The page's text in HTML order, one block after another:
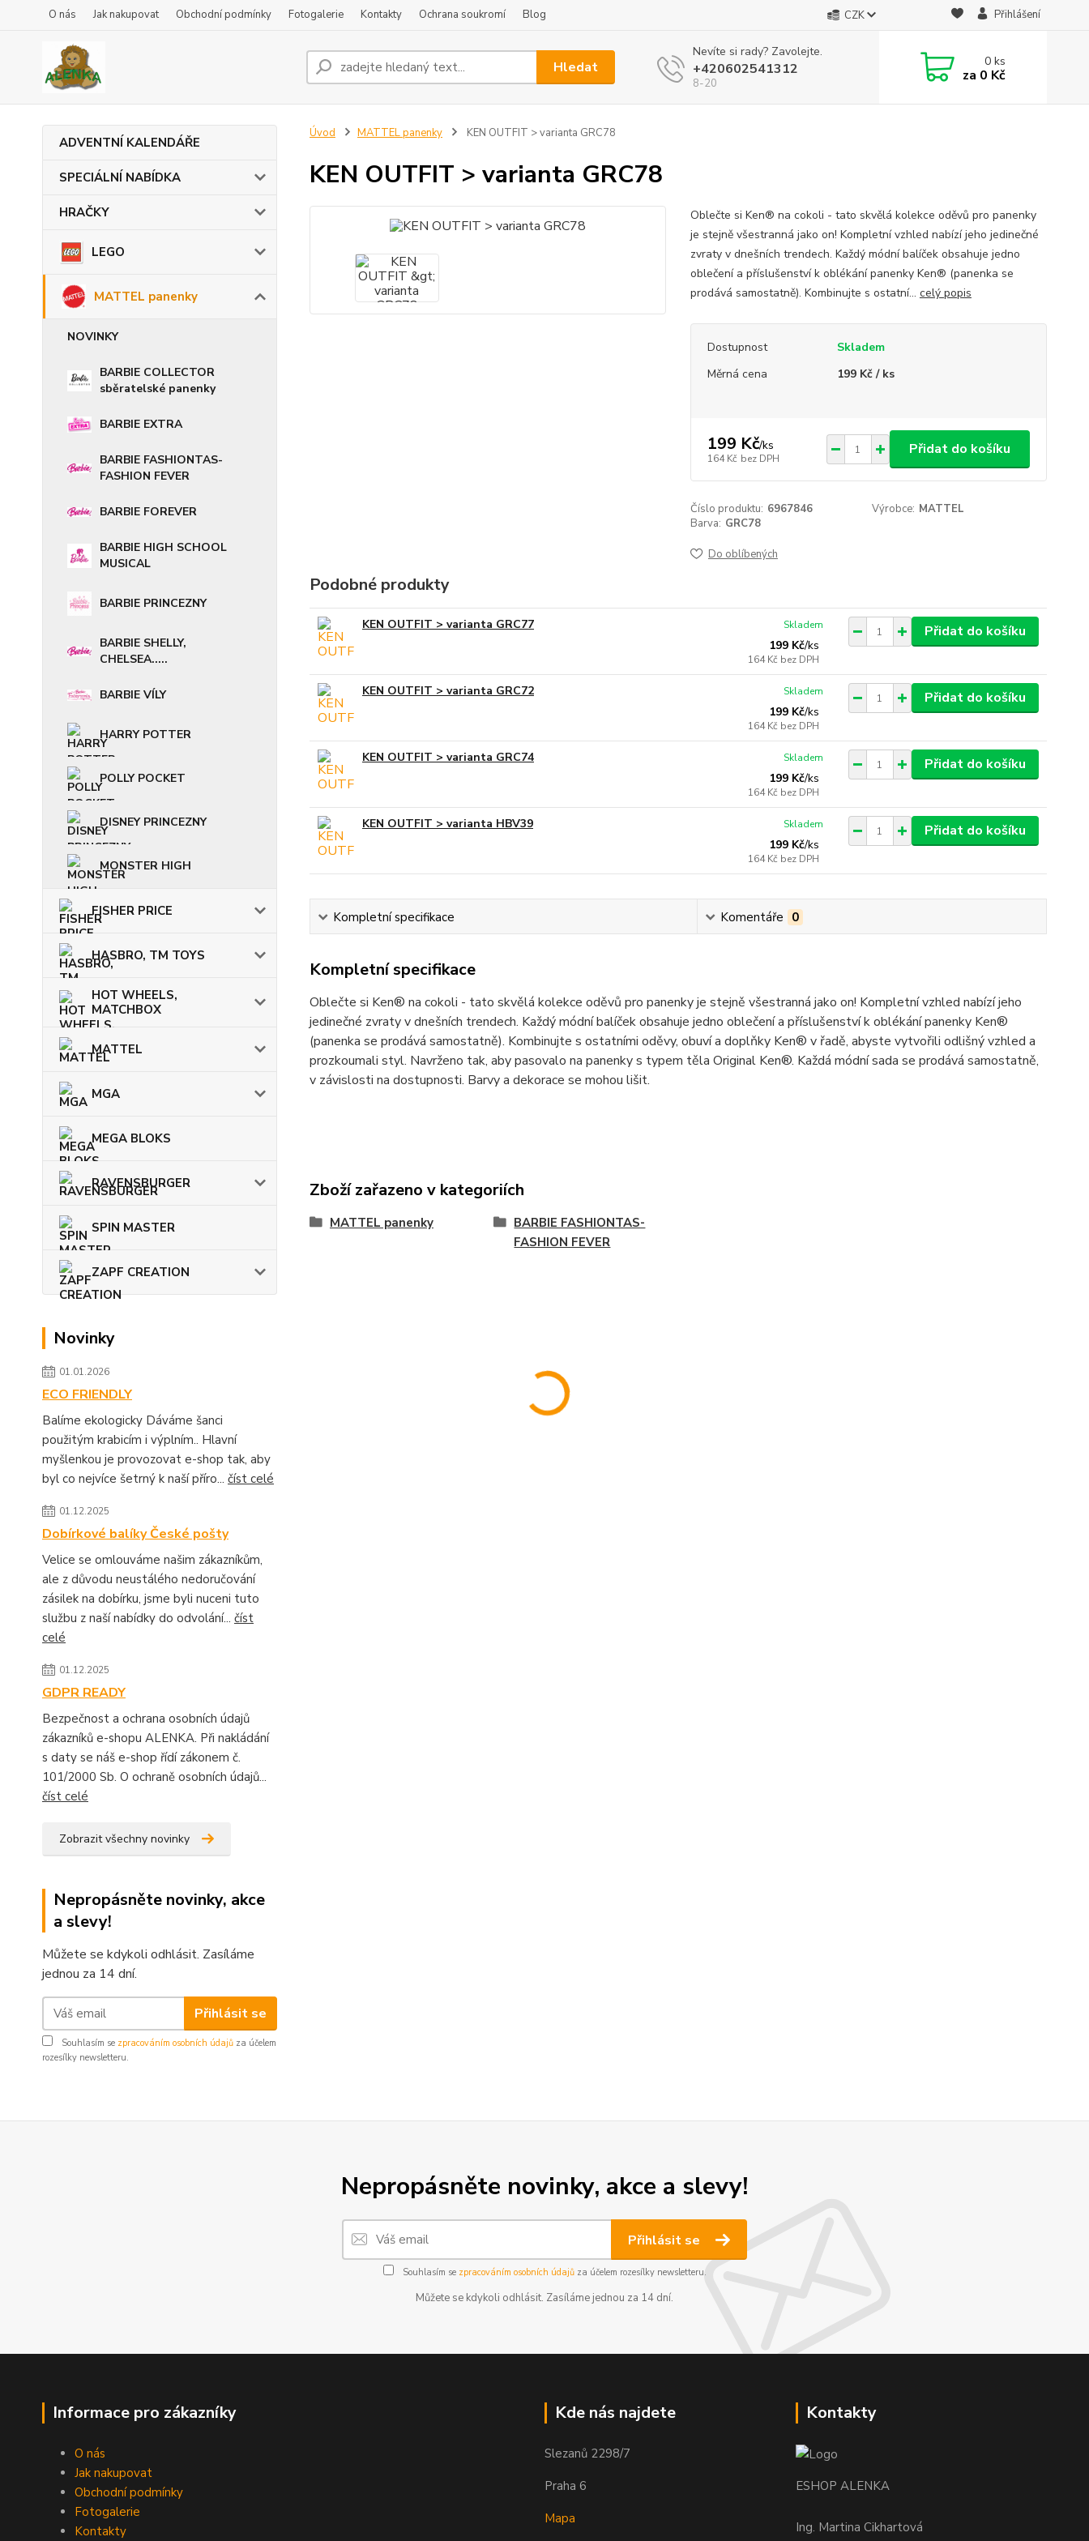
O nás Jak nakupovat Obchodní podmínky Fotogalerie Kontakty Ochrana soukromí Blog CZK Přihlášení
Hledat
Nevíte si rady? Zavolejte.
+420602541312
8-20
0ks
za 0 Kč
ADVENTNÍ KALENDÁŘE
SPECIÁLNÍ NABÍDKA
HRAČKY
LEGO
MATTEL panenky
NOVINKY
BARBIE COLLECTOR
sběratelské panenky
BARBIE EXTRA
BARBIE FASHIONTAS-
FASHION FEVER
BARBIE FOREVER
BARBIE HIGH SCHOOL
MUSICAL
BARBIE PRINCEZNY
BARBIE SHELLY,
CHELSEA.....
BARBIE VÍLY
HARRY POTTER
POLLY POCKET
DISNEY PRINCEZNY
MONSTER HIGH
FISHER PRICE
HASBRO, TM TOYS
HOT WHEELS,
MATCHBOX
MATTEL
MGA
MEGA BLOKS
RAVENSBURGER
SPIN MASTER
ZAPF CREATION
Novinky
01.01.2026
ECO FRIENDLY
Balíme ekologicky Dáváme šanci
použitým krabicím i výplním.. Hlavní
myšlenkou je provozovat e-shop tak, aby
byl co nejvíce šetrný k naší příro... číst celé
01.12.2025
Dobírkové balíky České pošty
Velice se omlouváme našim zákazníkům,
ale z důvodu neustálého nedoručování
zásilek na dobírku, jsme byli nuceni tuto
službu z naší nabídky do odvolání... číst
celé
01.12.2025
GDPR READY
Bezpečnost a ochrana osobních údajů
zákazníků e-shopu ALENKA. Při nakládání
s daty se náš e-shop řídí zákonem č.
101/2000 Sb. O ochraně osobních údajů...
číst celé
Zobrazit všechny novinky
Nepropásněte novinky, akce
a slevy!
Můžete se kdykoli odhlásit. Zasíláme
jednou za 14 dní.
Přihlásit se
Souhlasím se zpracováním osobních údajů za účelem
rozesílky newsletteru.
Úvod MATTEL panenky KEN OUTFIT > varianta GRC78
KEN OUTFIT > varianta GRC78
Oblečte si Ken® na cokoli - tato skvělá kolekce oděvů pro panenky
je stejně všestranná jako on! Kompletní vzhled nabízí jeho jedinečné
zvraty v dnešních trendech. Každý módní balíček obsahuje jedno
oblečení a příslušenství k oblékání panenky Ken® (panenka se
prodává samostatně). Kombinujte s ostatní... celý popis
Dostupnost
Skladem
Měrná cena
199 Kč / ks
199 Kč/ks
164 Kč bez DPH
Přidat do košíku
Číslo produktu: 6967846 Výrobce: MATTEL
Barva: GRC78
Do oblíbených
Podobné produkty
KEN OUTFIT > varianta GRC77
199 Kč/ks
164 Kč bez DPH
Skladem Přidat do košíku
KEN OUTFIT > varianta GRC72
199 Kč/ks
164 Kč bez DPH
Skladem Přidat do košíku
KEN OUTFIT > varianta GRC74
199 Kč/ks
164 Kč bez DPH
Skladem Přidat do košíku
KEN OUTFIT > varianta HBV39
199 Kč/ks
164 Kč bez DPH
Skladem Přidat do košíku
Kompletní specifikace Komentáře 0
Kompletní specifikace
Oblečte si Ken® na cokoli - tato skvělá kolekce oděvů pro panenky je stejně všestranná jako on! Kompletní vzhled nabízí jeho
jedinečné zvraty v dnešních trendech. Každý módní balíček obsahuje jedno oblečení a příslušenství k oblékání panenky Ken®
(panenka se prodává samostatně). Kombinujte s ostatními oděvy, obuví a doplňky Ken® v řadě, abyste vytvořili odlišný vzhled a
prozkoumali styl. Navrženo tak, aby pasovalo na panenky s typem těla Original Ken®. Každá módní sada se prodává samostatně,
v závislosti na dostupnosti. Barvy a dekorace se mohou lišit.
Zboží zařazeno v kategoriích
MATTEL panenky
BARBIE FASHIONTAS-
FASHION FEVER
Nepropásněte novinky, akce a slevy!
Přihlásit se
Souhlasím se zpracováním osobních údajůza účelem rozesílky newsletteru.
Můžete se kdykoli odhlásit. Zasíláme jednou za 14 dní.
Informace pro zákazníky
O nás
Jak nakupovat
Obchodní podmínky
Fotogalerie
Kontakty
Kde nás najdete
Slezanů 2298/7
Praha 6
Mapa
Kontakty
ESHOP ALENKA
Ing. Martina Cikhartová